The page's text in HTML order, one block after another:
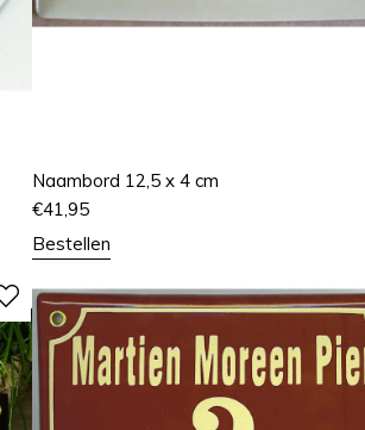
Naambord 12,5 x 4 cm
€41,95
Bestellen